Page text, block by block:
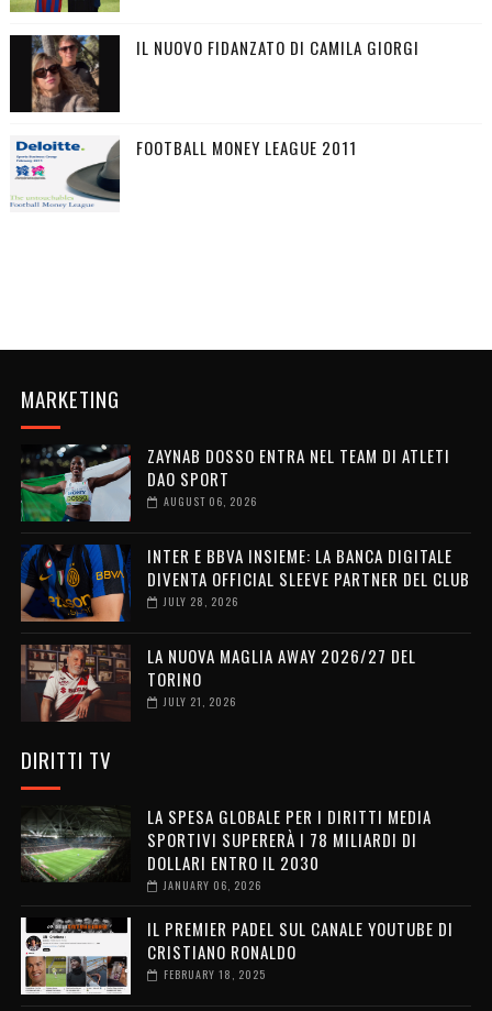
IL NUOVO FIDANZATO DI CAMILA GIORGI
FOOTBALL MONEY LEAGUE 2011
MARKETING
ZAYNAB DOSSO ENTRA NEL TEAM DI ATLETI
DAO SPORT
AUGUST 06, 2026
INTER E BBVA INSIEME: LA BANCA DIGITALE
DIVENTA OFFICIAL SLEEVE PARTNER DEL CLUB
JULY 28, 2026
LA NUOVA MAGLIA AWAY 2026/27 DEL
TORINO
JULY 21, 2026
DIRITTI TV
LA SPESA GLOBALE PER I DIRITTI MEDIA
SPORTIVI SUPERERÀ I 78 MILIARDI DI
DOLLARI ENTRO IL 2030
JANUARY 06, 2026
IL PREMIER PADEL SUL CANALE YOUTUBE DI
CRISTIANO RONALDO
FEBRUARY 18, 2025